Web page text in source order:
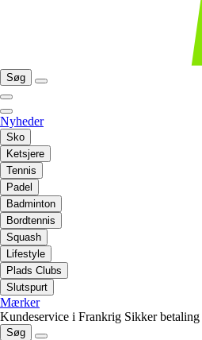
Søg
Nyheder
Sko
Ketsjere
Tennis
Padel
Badminton
Bordtennis
Squash
Lifestyle
Plads Clubs
Slutspurt
Mærker
Kundeservice i Frankrig Sikker betaling
Søg